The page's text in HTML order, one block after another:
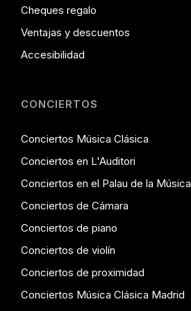
Cheques regalo
Ventajas y descuentos
Accesibilidad
CONCIERTOS
Conciertos Música Clásica
Conciertos en L'Auditori
Conciertos en el Palau de la Música
Conciertos de Cámara
Conciertos de piano
Conciertos de violín
Conciertos de proximidad
Conciertos Música Clásica Madrid